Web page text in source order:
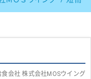
会社 株式会社MOSウイング